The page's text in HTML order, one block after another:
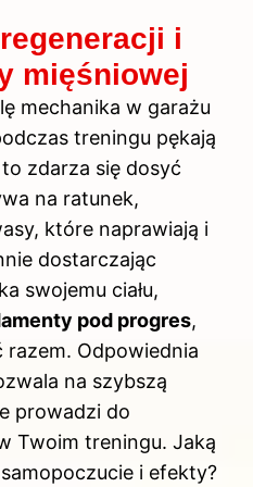
i
mięśniowej
mechanika w garażu
treningu pękają
zdarza się dosyć
na ratunek,
które naprawiają i
dostarczając
swojemu ciału,
pod progres,
Odpowiednia
na szybszą
prowadzi do
Twoim treningu. Jaką
i efekty?